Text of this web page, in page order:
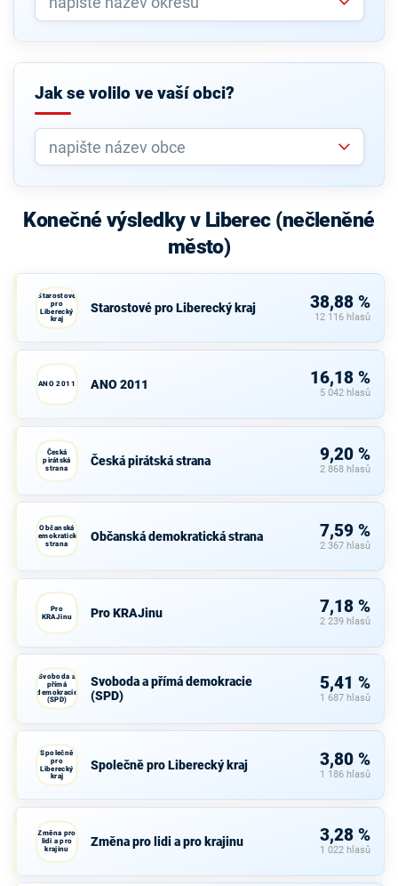
Jak se volilo ve vaší obci?
Konečné výsledky v Liberec (nečleněné
město)
Starostové
pro
Liberecký
kraj
Starostové pro Liberecký kraj 38,88 %
12 116 hlasů
ANO 2011 ANO 2011 16,18 %
5 042 hlasů
Česká
pirátská
strana
Česká pirátská strana 9,20 %
2 868 hlasů
Občanská
demokratická
strana
Občanská demokratická strana 7,59 %
2 367 hlasů
Pro
KRAJinu
Pro KRAJinu 7,18 %
2 239 hlasů
Svoboda a
přímá
demokracie
(SPD)
Svoboda a přímá demokracie
(SPD)
5,41 %
1 687 hlasů
Společně
pro
Liberecký
kraj
Společně pro Liberecký kraj 3,80 %
1 186 hlasů
Změna pro
lidi a pro
krajinu
Změna pro lidi a pro krajinu 3,28 %
1 022 hlasů